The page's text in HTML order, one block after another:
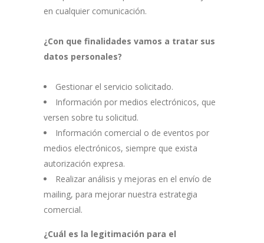
en cualquier comunicación.
¿Con que finalidades vamos a tratar sus
datos personales?
Gestionar el servicio solicitado.
Información por medios electrónicos, que
versen sobre tu solicitud.
Información comercial o de eventos por
medios electrónicos, siempre que exista
autorización expresa.
Realizar análisis y mejoras en el envío de
mailing, para mejorar nuestra estrategia
comercial.
¿Cuál es la legitimación para el